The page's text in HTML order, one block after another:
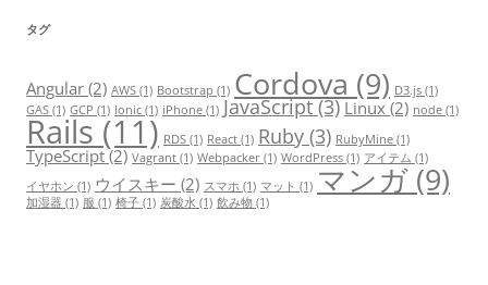
タグ
Angular (2) AWS (1) Bootstrap (1) Cordova (9) D3.js (1)
GAS (1) GCP (1) Ionic (1) iPhone (1) JavaScript(3) Linux (2) node (1)
Rails (11) RDS (1) React (1) Ruby (3) RubyMine (1)
TypeScript(2) Vagrant (1) Webpacker (1) WordPress (1) アイテム (1)
イヤホン (1) ウイスキー (2) スマホ (1) マット (1) マンガ (9)
加湿器 (1) 服 (1) 椅子 (1) 炭酸水 (1) 飲み物 (1)